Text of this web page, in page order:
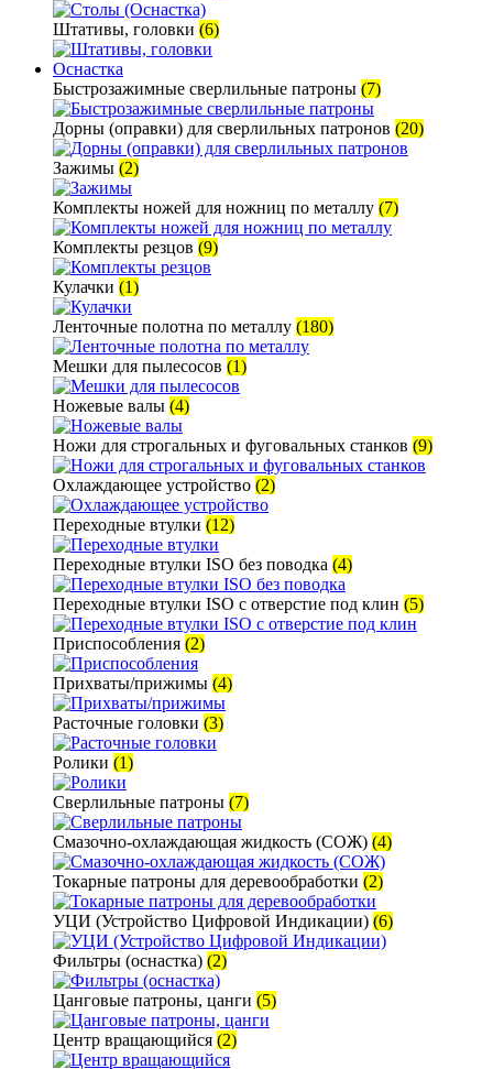
Штативы, головки (6)
Оснастка
Быстрозажимные сверлильные патроны (7)
Дорны (оправки) для сверлильных патронов (20)
Зажимы (2)
Комплекты ножей для ножниц по металлу (7)
Комплекты резцов (9)
Кулачки (1)
Ленточные полотна по металлу (180)
Мешки для пылесосов (1)
Ножевые валы (4)
Ножи для строгальных и фуговальных станков (9)
Охлаждающее устройство (2)
Переходные втулки (12)
Переходные втулки ISO без поводка (4)
Переходные втулки ISO с отверстие под клин (5)
Приспособления (2)
Прихваты/прижимы (4)
Расточные головки (3)
Ролики (1)
Сверлильные патроны (7)
Смазочно-охлаждающая жидкость (СОЖ) (4)
Токарные патроны для деревообработки (2)
УЦИ (Устройство Цифровой Индикации) (6)
Фильтры (оснастка) (2)
Цанговые патроны, цанги (5)
Центр вращающийся (2)